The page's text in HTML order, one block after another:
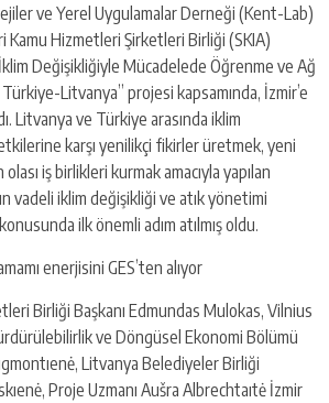
ve Yerel Uygulamalar Derneği (Kent-Lab)
Kamu Hizmetleri Şirketleri Birliği (SKIA)
Değişikliğiyle Mücadelede Öğrenme ve Ağ
Litvanya” projesi kapsamında, İzmir’e
Litvanya ve Türkiye arasında iklim
karşı yenilikçi fikirler üretmek, yeni
iş birlikleri kurmak amacıyla yapılan
vadeli iklim değişikliği ve atık yönetimi
ilk önemli adım atılmış oldu.
enerjisini GES’ten alıyor
Birliği Başkanı Edmundas Mulokas, Vilnius
ve Döngüsel Ekonomi Bölümü
Litvanya Belediyeler Birliği
Proje Uzmanı Aušra Albrechtaıtė İzmir